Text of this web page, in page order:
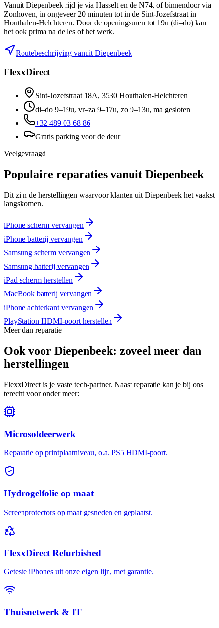
Vanuit Diepenbeek rijd je via Hasselt en de N74, of binnendoor via
Zonhoven, in ongeveer 20 minuten tot in de Sint-Jozefstraat in
Houthalen-Helchteren. Door de openingsuren tot 19u (di–do) kan
het ook prima na de les of het werk.
Routebeschrijving vanuit Diepenbeek
FlexxDirect
Sint-Jozefstraat 18A, 3530 Houthalen-Helchteren
di–do 9–19u, vr–za 9–17u, zo 9–13u, ma gesloten
+32 489 03 68 86
Gratis parking voor de deur
Veelgevraagd
Populaire reparaties vanuit Diepenbeek
Dit zijn de herstellingen waarvoor klanten uit Diepenbeek het vaakst
langskomen.
iPhone scherm vervangen
iPhone batterij vervangen
Samsung scherm vervangen
Samsung batterij vervangen
iPad scherm herstellen
MacBook batterij vervangen
iPhone achterkant vervangen
PlayStation HDMI-poort herstellen
Meer dan reparatie
Ook voor Diepenbeek: zoveel meer dan
herstellingen
FlexxDirect is je vaste tech-partner. Naast reparatie kan je bij ons
terecht voor onder meer:
Microsoldeerwerk
Reparatie op printplaatniveau, o.a. PS5 HDMI-poort.
Hydrogelfolie op maat
Screenprotectors op maat gesneden en geplaatst.
FlexxDirect Refurbished
Geteste iPhones uit onze eigen lijn, met garantie.
Thuisnetwerk & IT